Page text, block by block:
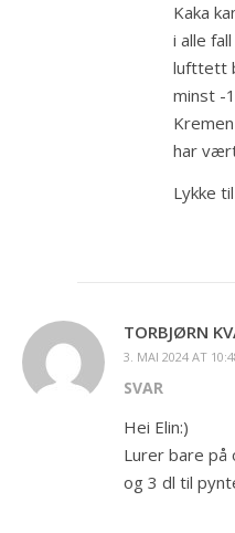
Kaka
i alle
lufttett
minst -
har
Lykke
TORBJØRN
3. MAI 2024 AT
SVAR
Hei Elin:)
Lurer bare på
og 3 dl til